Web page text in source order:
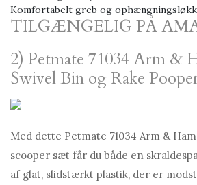
Komfortabelt greb og
TILGÆNGELIG PÅ
2) Petmate 71034 Arm &
Swivel Bin og Rake
Med dette Petmate 71034 Arm &
scooper sæt får du både en
af glat, slidstærkt plastik, der er